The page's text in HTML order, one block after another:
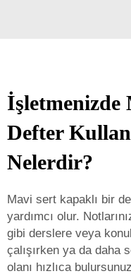
İşletmenizde
Defter
Nelerdir?
Mavi sert kapaklı bir
yardımcı olur.
gibi derslere veya
çalışırken ya da daha
olanı hızlıca